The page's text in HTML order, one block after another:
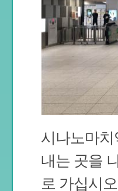
시나노마
내는 곳을
로 가십시